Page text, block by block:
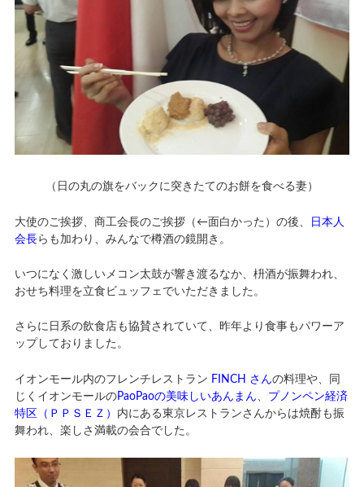
（日の丸の旗をバックに突きたてのお餅を食べる妻）
大使のご挨拶、商工会長のご挨拶（←面白かった）の後、
日本人
会長らも加わり、みんなで樽酒の鏡開き。
いつになく激しいメコン太鼓が響き渡るなか、枡酒が振舞われ、
おせち料理を立食ビュッフェでいただきました。
さらに日系の飲食店も協賛されていて、昨年より食事もパワーア
ップしておりました。
イオンモール内のフレンチレストラン FINCH さんの料理や、同
じくイオンモールのPaoPaoの美味しいあんまん
プノンペン経済
特区（ＰＰＳＥＺ） 内にある東京レストランさんからは焼酎も振
舞われ、楽しさ満載の会合でした。